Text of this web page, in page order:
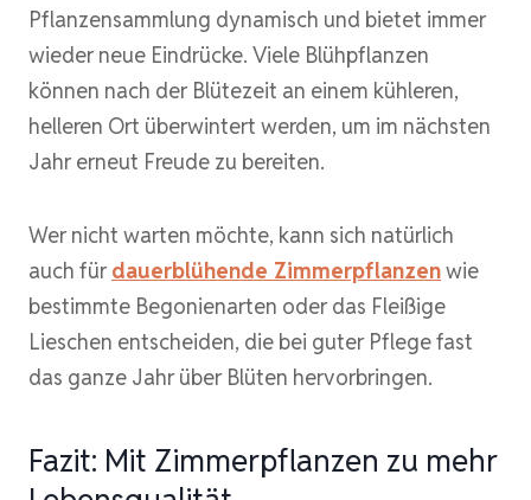
Pflanzensammlung dynamisch und bietet immer
wieder neue Eindrücke. Viele Blühpflanzen
können nach der Blütezeit an einem kühleren,
helleren Ort überwintert werden, um im nächsten
Jahr erneut Freude zu bereiten.
Wer nicht warten möchte, kann sich natürlich
auch fürdauerblühende Zimmerpflanzenwie
bestimmte Begonienarten oder das Fleißige
Lieschen entscheiden, die bei guter Pflege fast
das ganze Jahr über Blüten hervorbringen.
Fazit: Mit Zimmerpflanzen zu mehr